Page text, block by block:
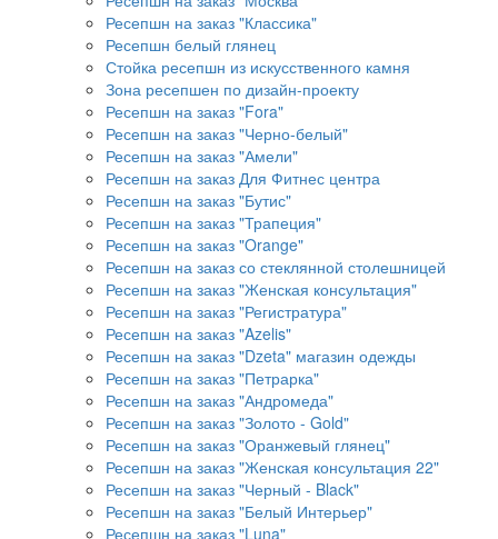
Ресепшн на заказ "Классика"
Ресепшн белый глянец
Стойка ресепшн из искусственного камня
Зона ресепшен по дизайн-проекту
Ресепшн на заказ "Fora"
Ресепшн на заказ "Черно-белый"
Ресепшн на заказ "Амели"
Ресепшн на заказ Для Фитнес центра
Ресепшн на заказ "Бутис"
Ресепшн на заказ "Трапеция"
Ресепшн на заказ "Orange"
Ресепшн на заказ со стеклянной столешницей
Ресепшн на заказ "Женская консультация"
Ресепшн на заказ "Регистратура"
Ресепшн на заказ "Azelis"
Ресепшн на заказ "Dzeta" магазин одежды
Ресепшн на заказ "Петрарка"
Ресепшн на заказ "Андромеда"
Ресепшн на заказ "Золото - Gold"
Ресепшн на заказ "Оранжевый глянец"
Ресепшн на заказ "Женская консультация 22"
Ресепшн на заказ "Черный - Black"
Ресепшн на заказ "Белый Интерьер"
Ресепшн на заказ "Luna"